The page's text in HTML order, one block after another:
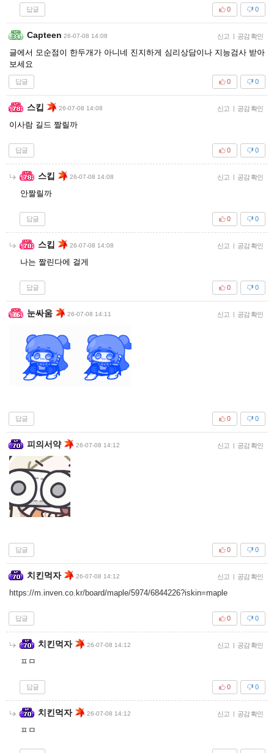
답글 0
0
Capteen 26-07-08 14:08 신고 | 공감 확인
글에서 모순점이 한두개가 아니네 진지하게 심리상담이나 지능검사 받아
보세요
답글 0
0
스킵 26-07-08 14:08 신고 | 공감 확인
이사람 길드 짤릴까
답글 0
0
스킵 26-07-08 14:08 신고 | 공감 확인
안짤릴까
답글 0
0
스킵 26-07-08 14:08 신고 | 공감 확인
나는 짤린다에 걸게
답글 0
0
눈싸움 26-07-08 14:11 신고 | 공감 확인
답글 0
0
피의서약 26-07-08 14:12 신고 | 공감 확인
답글 0
0
치킨먹자 26-07-08 14:12 신고 | 공감 확인
https://m.inven.co.kr/board/maple/5974/6844226?iskin=maple
답글 0
0
치킨먹자 26-07-08 14:12 신고 | 공감 확인
ㅍㅁ
답글 0
0
치킨먹자 26-07-08 14:12 신고 | 공감 확인
ㅍㅁ